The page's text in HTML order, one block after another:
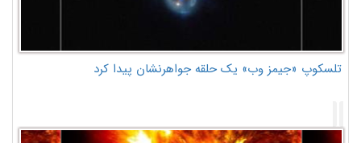
تلسکوپ «جیمز وب» یک حلقه جواهرنشان پیدا کرد